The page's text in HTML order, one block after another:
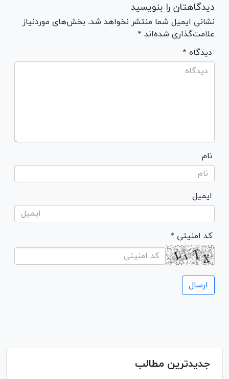
دیدگاهتان را بنویسید
نشانی ایمیل شما منتشر نخواهد شد. بخش‌های موردنیاز
علامت‌گذاری شده‌اند *
* دیدگاه
نام
ایمیل
* کد امنیتی
جدیدترین مطالب